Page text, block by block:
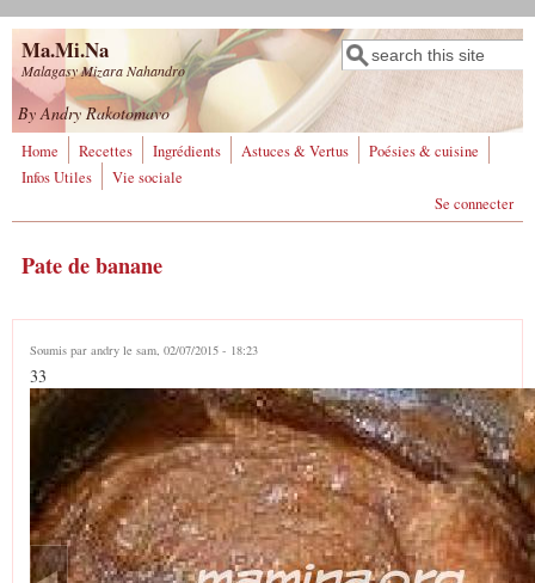
Aller au contenu principal
Ma.Mi.Na
Malagasy Mizara Nahandro
Formulaire de
recherche
Rechercher
By Andry Rakotomavo
Home Recettes Ingrédients Astuces & Vertus
Poésies & cuisine
Infos Utiles
Vie sociale
Se connecter
Pate de banane
Soumis par andry le sam, 02/07/2015 - 18:23
33